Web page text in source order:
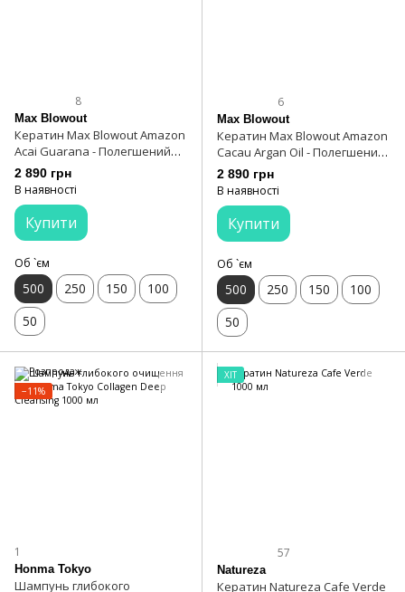
8
Max Blowout
Кератин Max Blowout Amazon
Acai Guarana - Полегшений
склад для випрямлення
волосся 500 мл
2 890 грн
В наявності
Купити
Об `єм
500 250 150
100
50
6
Max Blowout
Кератин Max Blowout Amazon
Cacau Argan Oil - Полегшений
склад для випрямлення
волосся 500 мл
2 890 грн
В наявності
Купити
Об `єм
500 250 150
100
50
−11%
1
Honma Tokyo
Шампунь глибокого
ХІТ
57
Natureza
Кератин Natureza Cafe Verde